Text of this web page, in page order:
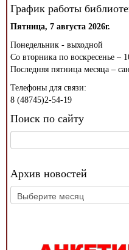
График работы
Пятница, 7 августа 2026г.
Понедельник - выходной
Со вторника по воскресенье –
Последняя пятница месяца –
Телефоны для связи:
8 (48745)2-54-19
Поиск по сайту
Архив новостей
Архив
новостей